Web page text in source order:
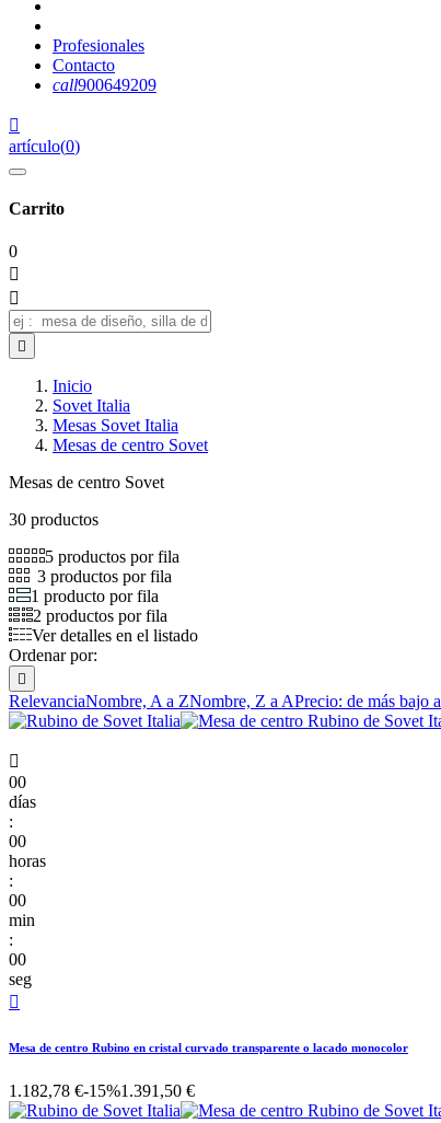
Profesionales
Contacto
call900649209

artículo(0)
Carrito
0



Inicio
Sovet Italia
Mesas Sovet Italia
Mesas de centro Sovet
Mesas de centro Sovet
30 productos
5 productos por fila
3 productos por fila
1 producto por fila
2 productos por fila
Ver detalles en el listado
Ordenar por:

RelevanciaNombre, A a ZNombre, Z a APrecio: de más bajo

00
días
:
00
horas
:
00
min
:
00
seg

Mesa de centro Rubino en cristal curvado transparente o lacado monocolor
1.182,78 €-15%1.391,50 €